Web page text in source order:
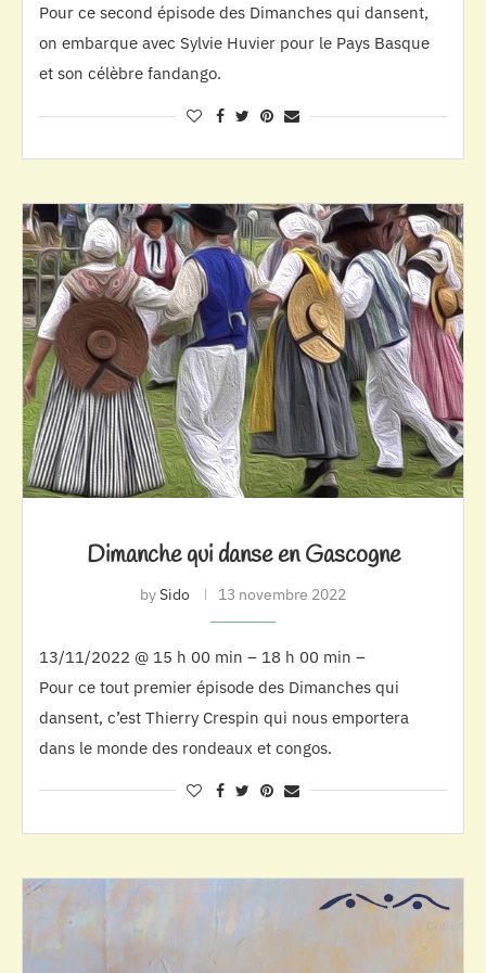
Pour ce second épisode des Dimanches qui dansent,
on embarque avec Sylvie Huvier pour le Pays Basque
et son célèbre fandango.
Dimanche qui danse en Gascogne
bySido 13 novembre 2022
13/11/2022 @ 15 h 00 min – 18 h 00 min –
Pour ce tout premier épisode des Dimanches qui
dansent, c’est Thierry Crespin qui nous emportera
dans le monde des rondeaux et congos.